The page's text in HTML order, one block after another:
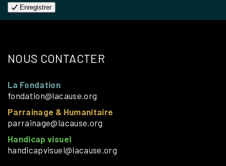
Enregistrer
NOUS CONTACTER
La Fondation
fondation@lacause.org
Parrainage & Humanitaire
parrainage@lacause.org
Handicap visuel
handicapvisuel@lacause.org